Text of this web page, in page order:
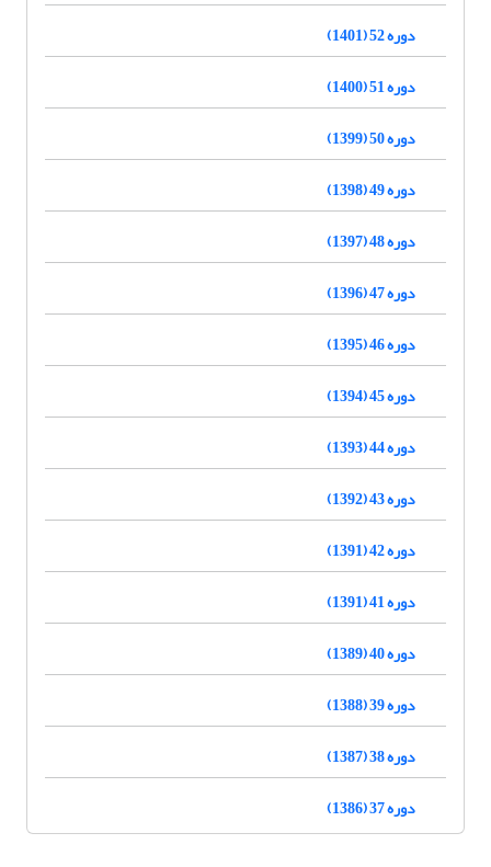
دوره 52 (1401)
دوره 51 (1400)
دوره 50 (1399)
دوره 49 (1398)
دوره 48 (1397)
دوره 47 (1396)
دوره 46 (1395)
دوره 45 (1394)
دوره 44 (1393)
دوره 43 (1392)
دوره 42 (1391)
دوره 41 (1391)
دوره 40 (1389)
دوره 39 (1388)
دوره 38 (1387)
دوره 37 (1386)